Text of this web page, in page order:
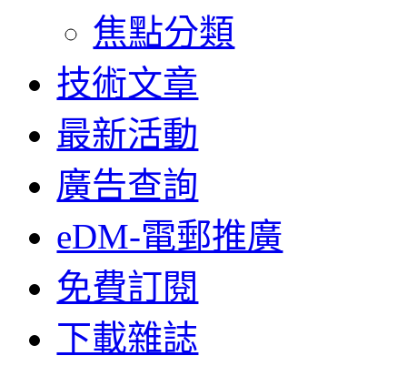
焦點分類
技術文章
最新活動
廣告查詢
eDM-電郵推廣
免費訂閱
下載雜誌